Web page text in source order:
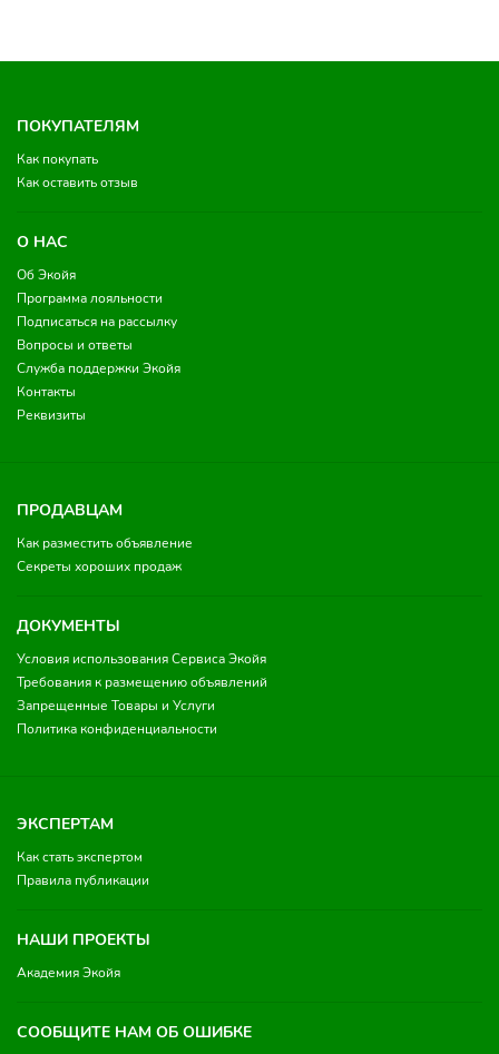
ПОКУПАТЕЛЯМ
Как покупать
Как оставить отзыв
О НАС
Об Экойя
Программа лояльности
Подписаться на рассылку
Вопросы и ответы
Служба поддержки Экойя
Контакты
Реквизиты
ПРОДАВЦАМ
Как разместить объявление
Секреты хороших продаж
ДОКУМЕНТЫ
Условия использования Сервиса Экойя
Требования к размещению объявлений
Запрещенные Товары и Услуги
Политика конфиденциальности
ЭКСПЕРТАМ
Как стать экспертом
Правила публикации
НАШИ ПРОЕКТЫ
Академия Экойя
СООБЩИТЕ НАМ ОБ ОШИБКЕ